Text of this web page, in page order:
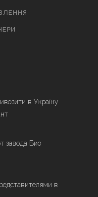
в Україну
завода Био
в